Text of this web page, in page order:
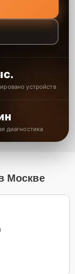
устройств
диагностика
Москве